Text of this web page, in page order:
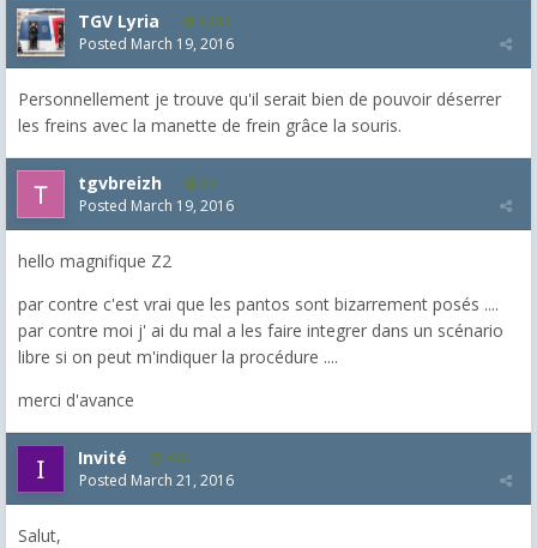
TGV Lyria 1,032
Posted March 19, 2016
Personnellement je trouve qu'il serait bien de pouvoir déserrer
les freins avec la manette de frein grâce la souris.
tgvbreizh 17
Posted March 19, 2016
hello magnifique Z2
par contre c'est vrai que les pantos sont bizarrement posés ....
par contre moi j' ai du mal a les faire integrer dans un scénario
libre si on peut m'indiquer la procédure ....
merci d'avance
Invité 456
Posted March 21, 2016
Salut,